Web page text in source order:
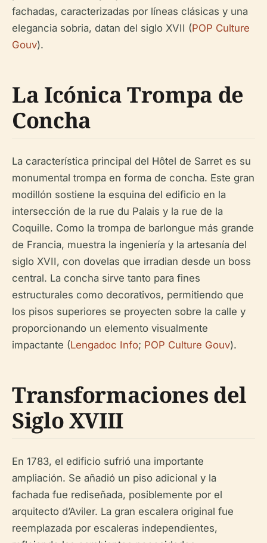
fachadas, caracterizadas por líneas clásicas y una
elegancia sobria, datan del siglo XVII (POP Culture
Gouv).
La Icónica Trompa de
Concha
La característica principal del Hôtel de Sarret es su
monumental trompa en forma de concha. Este gran
modillón sostiene la esquina del edificio en la
intersección de la rue du Palais y la rue de la
Coquille. Como la trompa de barlongue más grande
de Francia, muestra la ingeniería y la artesanía del
siglo XVII, con dovelas que irradian desde un boss
central. La concha sirve tanto para fines
estructurales como decorativos, permitiendo que
los pisos superiores se proyecten sobre la calle y
proporcionando un elemento visualmente
impactante (Lengadoc Info; POP Culture Gouv).
Transformaciones del
Siglo XVIII
En 1783, el edificio sufrió una importante
ampliación. Se añadió un piso adicional y la
fachada fue rediseñada, posiblemente por el
arquitecto d’Aviler. La gran escalera original fue
reemplazada por escaleras independientes,